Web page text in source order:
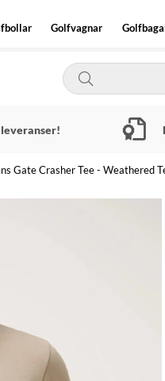
Golfvagnar
leveranser!
Gate Crasher Tee - Weathered